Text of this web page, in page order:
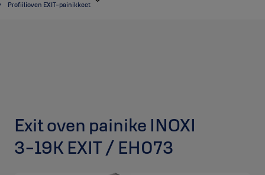
Profiilioven EXIT-painikkeet
Exit oven painike INOXI
3-19K EXIT / EH073